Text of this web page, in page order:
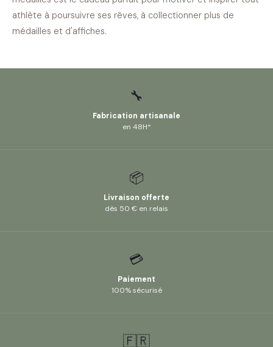
athlète à poursuivre ses rêves, à collectionner plus de
médailles et d'affiches.
🔧
Fabrication artisanale
en 48H*
📦
Livraison offerte
dès 50 € en relais
💳
Paiement
100% sécurisé
🇫🇷